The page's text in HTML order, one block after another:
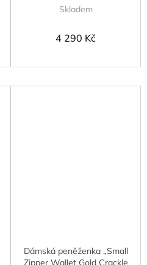
Skladem
4 290 Kč
Dámská peněženka „Small
Zipper Wallet Gold Crackle